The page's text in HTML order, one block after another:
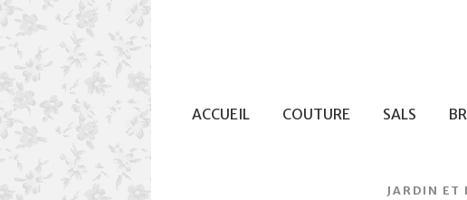
ACCUEIL COUTURE SALS
JARDIN ET